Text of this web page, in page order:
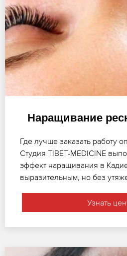
Наращивание
Где лучше заказать работу
Студия TIBET-MEDICINE
эффект наращивания в
выразительным, но без
Узнать